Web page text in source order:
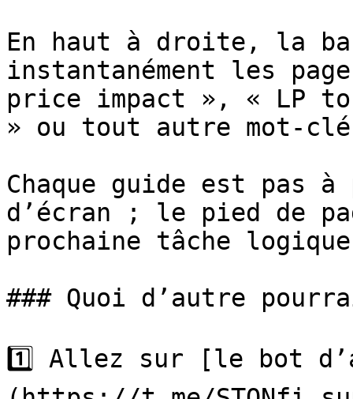
En haut à droite, la
instantanément les
price impact », « LP
» ou tout autre mot-
Chaque guide est pas
d’écran ; le pied de
prochaine tâche
### Quoi d’autre
1️⃣ Allez sur [le bot